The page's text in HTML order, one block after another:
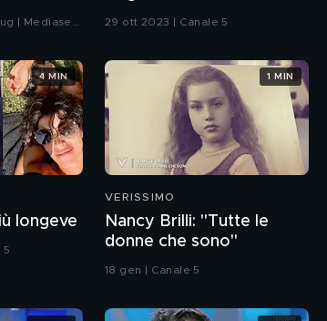
| Mediaset
29 ott 2023 | Canale 5
longeve
5
4 MIN
VERISSIMO
Nancy Brilli: "Tutte le
donne che sono"
18 gen | Canale 5
1 MIN